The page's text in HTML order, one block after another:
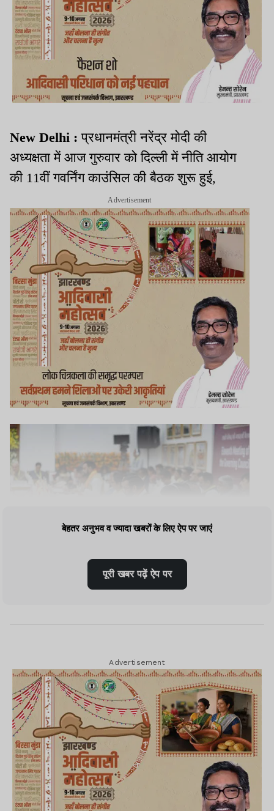
New Delhi :प्रधानमंत्री नरेंद्र मोदी की
अध्यक्षता में आज गुरुवार को दिल्ली में नीति आयोग
की 11वीं गवर्निंग काउंसिल की बैठक शुरू हुई,
Advertisement
Advertisement
बेहतर अनुभव व ज्यादा खबरों के लिए ऐप पर जाएं
पूरी खबर पढ़ें ऐप पर
Advertisement